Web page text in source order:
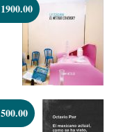
1900.00
500.00